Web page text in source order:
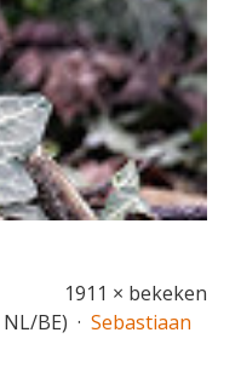
1911 × bekeken
BE) · Sebastiaan